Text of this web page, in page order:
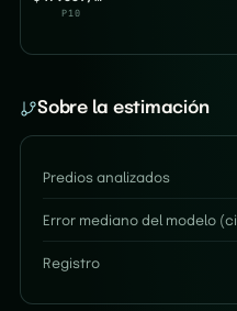
P10
Sobre la estimación
Predios analizados
Error mediano del modelo
Registro